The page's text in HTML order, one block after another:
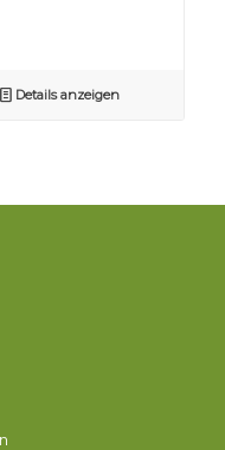
Details anzeigen